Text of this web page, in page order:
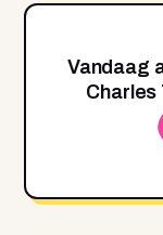
Vandaag